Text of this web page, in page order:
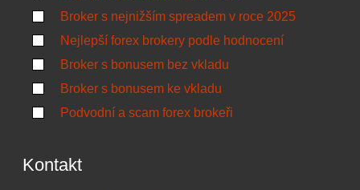
Broker s nejnižším spreadem v roce 2025
Nejlepší forex brokery podle hodnocení
Broker s bonusem bez vkladu
Broker s bonusem ke vkladu
Podvodní a scam forex brokeři
Kontakt